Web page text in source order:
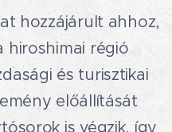
hozzájárult ahhoz,
hiroshimai régió
és turisztikai
előállítását
is végzik, így